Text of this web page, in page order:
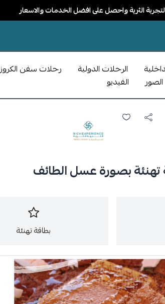
الثرية واحصل على افضل الخدمات والاسعار
الرحلات الدولية رحلات سفن الكروز
الصور الفيديو
تهنئة بصورة عسل الطائف
بطاقة تهنئة